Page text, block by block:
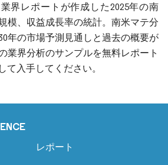
界レポートが作成した2025年の南
模、収益成長率の統計。南米マテ分
年の市場予測見通しと過去の概要が
業界分析のサンプルを無料レポート
て入手してください。
レポート